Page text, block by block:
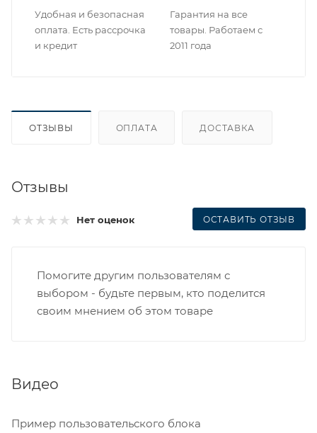
Удобная и безопасная
оплата. Есть рассрочка
и кредит
Гарантия на все
товары. Работаем с
2011 года
ОТЗЫВЫ ОПЛАТА ДОСТАВКА
Отзывы
Нет оценок ОСТАВИТЬ ОТЗЫВ
Помогите другим пользователям с
выбором - будьте первым, кто поделится
своим мнением об этом товаре
Видео
Пример пользовательского блока